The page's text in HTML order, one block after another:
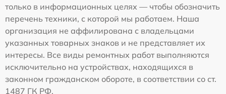
только в информационных целях — чтобы обозначить
перечень техники, с которой мы работаем. Наша
организация не аффилирована с владельцами
указанных товарных знаков и не представляет их
интересы. Все виды ремонтных работ выполняются
исключительно на устройствах, находящихся в
законном гражданском обороте, в соответствии со ст.
1487 ГК РФ.